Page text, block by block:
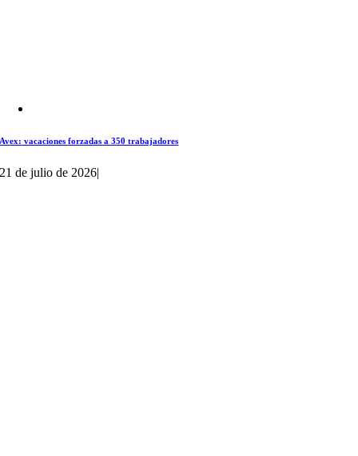
Avex: vacaciones forzadas a 350 trabajadores
21 de julio de 2026|